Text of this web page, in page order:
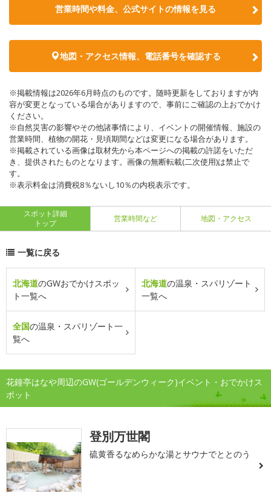
営業時間や料金、公式サイトの情報を見る
地図・アクセス情報、電話番号を確認する
※掲載情報は2026年6月時点のものです。随時更新をしておりますが内
容が変更となっている場合がありますので、事前にご確認の上おでかけ
ください。
※自然災害の影響やその他諸事情により、イベントの開催情報、施設の
営業時間、植物の開花・見頃期間などは変更になる場合があります。
※掲載されている画像は取材先から本ページへの掲載の許諾をいただ
き、提供されたものとなります。画像の無断転載(二次使用)は禁止で
す。
※表示料金は消費税8％ないし10％の内税表示です。
スポット詳細
トップ
営業時間など 地図・アクセス
一覧に戻る
北海道のGWおでかけスポッ
ト一覧へ
北海道の温泉・スパリゾート
一覧へ
全国の温泉・スパリゾート一
覧へ
花鐘亭はなや周辺のGW(ゴールデンウィーク)イベント・おでかけス
ポット
登別万世閣
硫黄香るなめらかな湯とサウナでととのう